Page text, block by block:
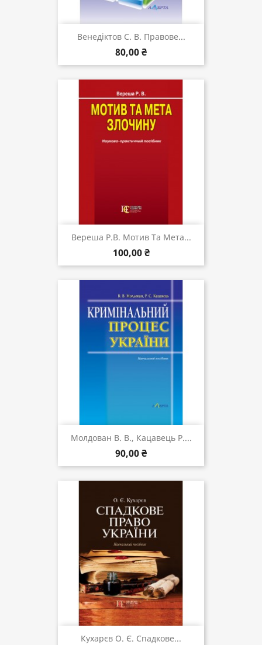
Венедіктов С. В. Правове...
80,00 ₴
Вереша Р.В. Мотив Та Мета...
100,00 ₴
Молдован В. В., Кацавець Р....
90,00 ₴
Кухарєв О. Є. Спадкове...